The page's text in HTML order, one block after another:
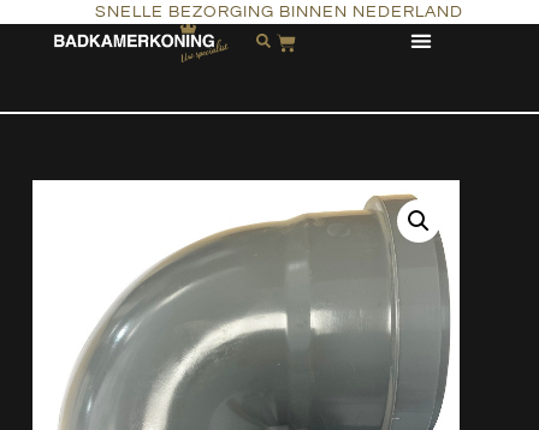
SNELLE BEZORGING BINNEN NEDERLAND